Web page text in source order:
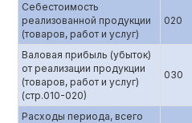
Себестоимость
реализованной продукции
(товаров, работ и услуг)
020
Валовая прибыль (убыток)
от реализации продукции
(товаров, работ и услуг)
(стр.010-020)
030
Расходы периода, всего